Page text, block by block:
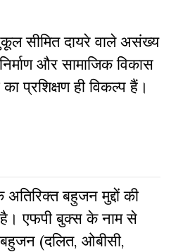
सीमित दायरे वाले असंख्य
और सामाजिक विकास
प्रशिक्षण ही विकल्प हैं।
बहुजन मुद्दों की
एफपी बुक्‍स के नाम से
बहुजन (दलित, ओबीसी,